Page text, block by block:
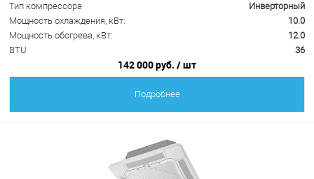
Тип компрессора
Инверторный
Мощность охлаждения, кВт:
10.0
Мощность обогрева, кВт:
12.0
BTU
36
142 000 руб. / шт
Подробнее